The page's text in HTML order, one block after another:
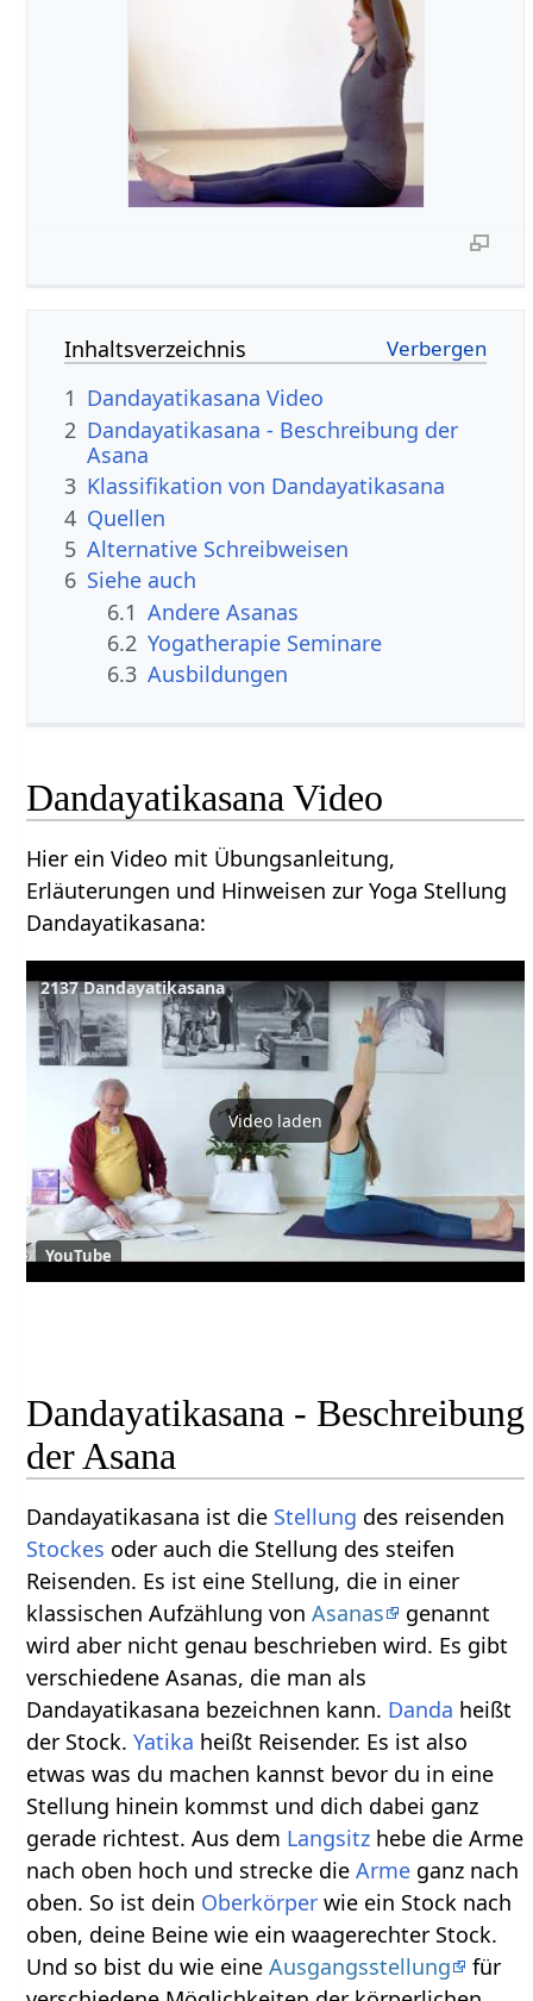
Inhaltsverzeichnis
1 Dandayatikasana Video
2 Dandayatikasana - Beschreibung der
Asana
3 Klassifikation von Dandayatikasana
4 Quellen
5 Alternative Schreibweisen
6 Siehe auch
6.1 Andere Asanas
6.2 Yogatherapie Seminare
6.3 Ausbildungen
Dandayatikasana Video
Hier ein Video mit Übungsanleitung,
Erläuterungen und Hinweisen zur Yoga Stellung
Dandayatikasana:
2137 Dandayatikasana
Video laden
YouTube
Dandayatikasana - Beschreibung
der Asana
Dandayatikasana ist die Stellung des reisenden
Stockes oder auch die Stellung des steifen
Reisenden. Es ist eine Stellung, die in einer
klassischen Aufzählung vonAsanas
genannt
wird aber nicht genau beschrieben wird. Es gibt
verschiedene Asanas, die man als
Dandayatikasana bezeichnen kann. Danda heißt
der Stock.Yatika heißt Reisender. Es ist also
etwas was du machen kannst bevor du in eine
Stellung hinein kommst und dich dabei ganz
gerade richtest. Aus dem Langsitz hebe die Arme
nach oben hoch und strecke dieArme ganz nach
oben. So ist dein Oberkörper wie ein Stock nach
oben, deine Beine wie ein waagerechter Stock.
Und so bist du wie eineAusgangsstellung
für